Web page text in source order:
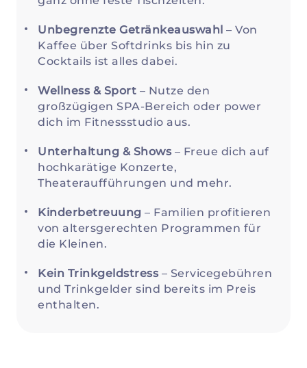
Unbegrenzte Getränkeauswahl – Von
Kaffee über Softdrinks bis hin zu
Cocktails ist alles dabei.
Wellness & Sport – Nutze den
großzügigen SPA-Bereich oder power
dich im Fitnessstudio aus.
Unterhaltung & Shows– Freue dich auf
hochkarätige Konzerte,
Theateraufführungen und mehr.
Kinderbetreuung – Familien profitieren
von altersgerechten Programmen für
die Kleinen.
Kein Trinkgeldstress– Servicegebühren
und Trinkgelder sind bereits im Preis
enthalten.